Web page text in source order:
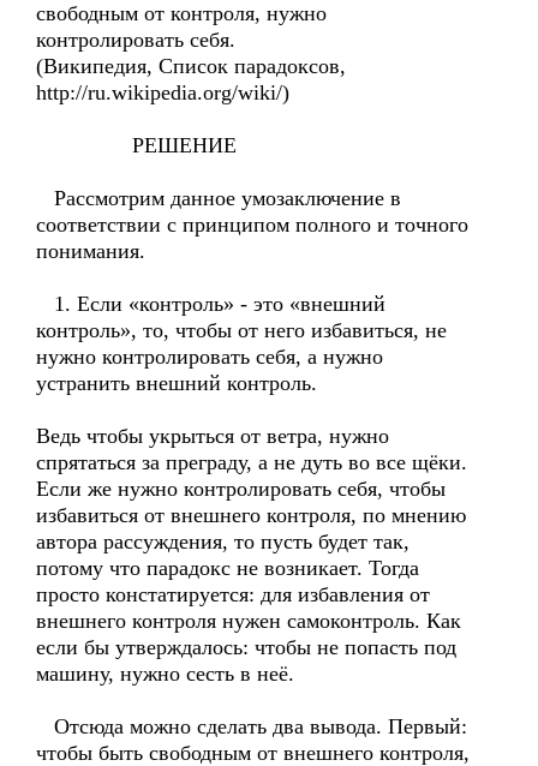
свободным от контроля, нужно
контролировать себя.
(Википедия, Список парадоксов,
http://ru.wikipedia.org/wiki/)
РЕШЕНИЕ
Рассмотрим данное умозаключение в
соответствии с принципом полного и точного
понимания.
1. Если «контроль» - это «внешний
контроль», то, чтобы от него избавиться, не
нужно контролировать себя, а нужно
устранить внешний контроль.
Ведь чтобы укрыться от ветра, нужно
спрятаться за преграду, а не дуть во все щёки.
Если же нужно контролировать себя, чтобы
избавиться от внешнего контроля, по мнению
автора рассуждения, то пусть будет так,
потому что парадокс не возникает. Тогда
просто констатируется: для избавления от
внешнего контроля нужен самоконтроль. Как
если бы утверждалось: чтобы не попасть под
машину, нужно сесть в неё.
Отсюда можно сделать два вывода. Первый:
чтобы быть свободным от внешнего контроля,